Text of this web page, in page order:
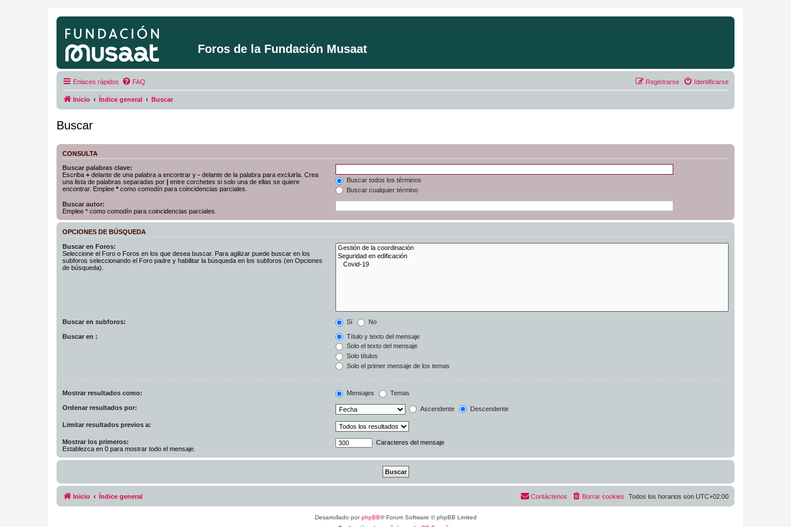
Foros de la Fundación Musaat
Enlaces rápidos FAQ Identificarse
Registrarse
Inicio Índice general Buscar
Buscar
CONSULTA
Buscar palabras clave:
Escriba + delante de una palabra a encontrar y - delante de la palabra para excluirla. Crea
una lista de palabras separadas por | entre corchetes si solo una de ellas se quiere
encontrar. Emplee * como comodín para coincidencias parciales.
Buscar todos los términos
Buscar cualquier término
Buscar autor:
Emplee * como comodín para coincidencias parciales.
OPCIONES DE BÚSQUEDA
Buscar en Foros:
Seleccione el Foro o Foros en los que desea buscar. Para agilizar puede buscar en los
subforos seleccionando el Foro padre y habilitar la búsqueda en los subforos (en Opciones
de búsqueda).
Buscar en subforos: Sí No
Buscar en :
Título y texto del mensaje
Solo el texto del mensaje
Solo títulos
Solo el primer mensaje de los temas
Mostrar resultados como: Mensajes Temas
Ordenar resultados por: Ascendente Descendente
Limitar resultados previos a:
Mostrar los primeros:
Establezca en 0 para mostrar todo el mensaje.
Caracteres del mensaje
Inicio Índice general Todos los horarios son UTC+02:00
Borrar cookies
Contáctenos
Desarrollado porphpBB® Forum Software © phpBB Limited